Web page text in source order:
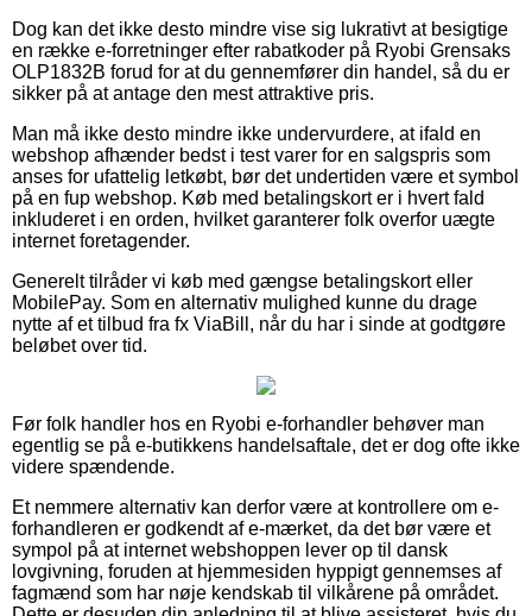
Dog kan det ikke desto mindre vise sig lukrativt at besigtige
en række e-forretninger efter rabatkoder på Ryobi Grensaks
OLP1832B forud for at du gennemfører din handel, så du er
sikker på at antage den mest attraktive pris.
Man må ikke desto mindre ikke undervurdere, at ifald en
webshop afhænder bedst i test varer for en salgspris som
anses for ufattelig letkøbt, bør det undertiden være et symbol
på en fup webshop. Køb med betalingskort er i hvert fald
inkluderet i en orden, hvilket garanterer folk overfor uægte
internet foretagender.
Generelt tilråder vi køb med gængse betalingskort eller
MobilePay. Som en alternativ mulighed kunne du drage
nytte af et tilbud fra fx ViaBill, når du har i sinde at godtgøre
beløbet over tid.
Før folk handler hos en Ryobi e-forhandler behøver man
egentlig se på e-butikkens handelsaftale, det er dog ofte ikke
videre spændende.
Et nemmere alternativ kan derfor være at kontrollere om e-
forhandleren er godkendt af e-mærket, da det bør være et
sympol på at internet webshoppen lever op til dansk
lovgivning, foruden at hjemmesiden hyppigt gennemses af
fagmænd som har nøje kendskab til vilkårene på området.